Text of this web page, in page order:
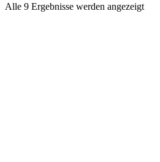
Alle 9 Ergebnisse werden angezeigtNach